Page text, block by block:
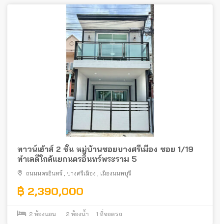
ทาวน์เฮ้าส์ 2 ชั้น หมู่บ้านซอยบางศรีเมือง ซอย 1/19
ทำเลดีใกล้แยกนครอินทร์พระราม 5
ถนนนครอินทร์ บางศรีเมือง เมืองนนทบุรี
฿ 2,390,000
2 ห้องนอน 2 ห้องน้ำ 1 ที่จอดรถ